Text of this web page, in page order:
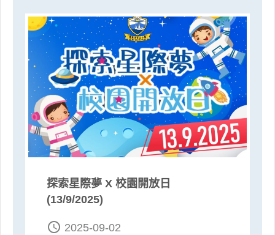
探索星際夢 X 校園開放日
(13/9/2025)
access_time 2025-09-02